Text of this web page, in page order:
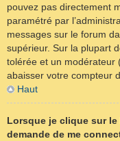
pouvez pas directement
paramétré par
messages sur le forum
supérieur. Sur la plupart
tolérée et un modérateur
abaisser votre compteur
Haut
Lorsque je clique sur le
demande de me